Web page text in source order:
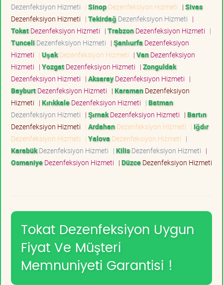
Dezenfeksiyon Hizmeti | SinopDezenfeksiyon Hizmeti | Sivas
Dezenfeksiyon Hizmeti | Tekirdağ Dezenfeksiyon Hizmeti |
TokatDezenfeksiyon Hizmeti | TrabzonDezenfeksiyon Hizmeti |
Tunceli Dezenfeksiyon Hizmeti | Şanlıurfa Dezenfeksiyon
Hizmeti | UşakDezenfeksiyon Hizmeti | VanDezenfeksiyon
Hizmeti | YozgatDezenfeksiyon Hizmeti | Zonguldak
Dezenfeksiyon Hizmeti | AksarayDezenfeksiyon Hizmeti |
BayburtDezenfeksiyon Hizmeti | KaramanDezenfeksiyon
Hizmeti | KırıkkaleDezenfeksiyon Hizmeti | Batman
Dezenfeksiyon Hizmeti | ŞırnakDezenfeksiyon Hizmeti | Bartın
Dezenfeksiyon Hizmeti | ArdahanDezenfeksiyon Hizmeti | Iğdır
Dezenfeksiyon Hizmeti | Yalova Dezenfeksiyon Hizmeti |
KarabükDezenfeksiyon Hizmeti | KilisDezenfeksiyon Hizmeti |
OsmaniyeDezenfeksiyon Hizmeti | DüzceDezenfeksiyon Hizmeti
Tokat Dezenfeksiyon Uygun
Fiyat Ve Müşteri
Memnuniyeti Garantisi !